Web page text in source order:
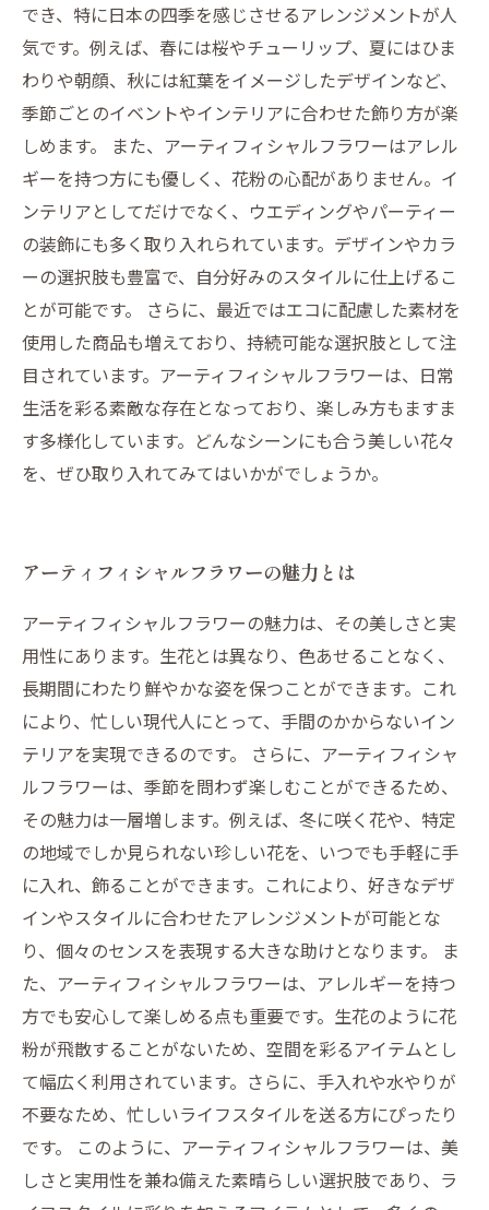
でき、特に日本の四季を感じさせるアレンジメントが人
気です。例えば、春には桜やチューリップ、夏にはひま
わりや朝顔、秋には紅葉をイメージしたデザインなど、
季節ごとのイベントやインテリアに合わせた飾り方が楽
しめます。 また、アーティフィシャルフラワーはアレル
ギーを持つ方にも優しく、花粉の心配がありません。イ
ンテリアとしてだけでなく、ウエディングやパーティー
の装飾にも多く取り入れられています。デザインやカラ
ーの選択肢も豊富で、自分好みのスタイルに仕上げるこ
とが可能です。 さらに、最近ではエコに配慮した素材を
使用した商品も増えており、持続可能な選択肢として注
目されています。アーティフィシャルフラワーは、日常
生活を彩る素敵な存在となっており、楽しみ方もますま
す多様化しています。どんなシーンにも合う美しい花々
を、ぜひ取り入れてみてはいかがでしょうか。
アーティフィシャルフラワーの魅力とは
アーティフィシャルフラワーの魅力は、その美しさと実
用性にあります。生花とは異なり、色あせることなく、
長期間にわたり鮮やかな姿を保つことができます。これ
により、忙しい現代人にとって、手間のかからないイン
テリアを実現できるのです。 さらに、アーティフィシャ
ルフラワーは、季節を問わず楽しむことができるため、
その魅力は一層増します。例えば、冬に咲く花や、特定
の地域でしか見られない珍しい花を、いつでも手軽に手
に入れ、飾ることができます。これにより、好きなデザ
インやスタイルに合わせたアレンジメントが可能とな
り、個々のセンスを表現する大きな助けとなります。 ま
た、アーティフィシャルフラワーは、アレルギーを持つ
方でも安心して楽しめる点も重要です。生花のように花
粉が飛散することがないため、空間を彩るアイテムとし
て幅広く利用されています。さらに、手入れや水やりが
不要なため、忙しいライフスタイルを送る方にぴったり
です。 このように、アーティフィシャルフラワーは、美
しさと実用性を兼ね備えた素晴らしい選択肢であり、ラ